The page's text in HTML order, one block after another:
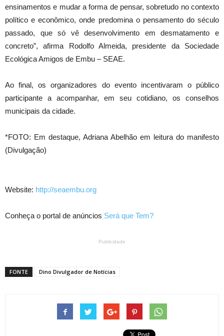
ensinamentos e mudar a forma de pensar, sobretudo no contexto
político e econômico, onde predomina o pensamento do século
passado, que só vê desenvolvimento em desmatamento e
concreto”, afirma Rodolfo Almeida, presidente da Sociedade
Ecológica Amigos de Embu – SEAE.
Ao final, os organizadores do evento incentivaram o público
participante a acompanhar, em seu cotidiano, os conselhos
municipais da cidade.
*FOTO: Em destaque, Adriana Abelhão em leitura do manifesto
(Divulgação)
Website: http://seaembu.org
Conheça o portal de anúncios Será que Tem?
Publicidade
FONTE Dino Divulgador de Notícias